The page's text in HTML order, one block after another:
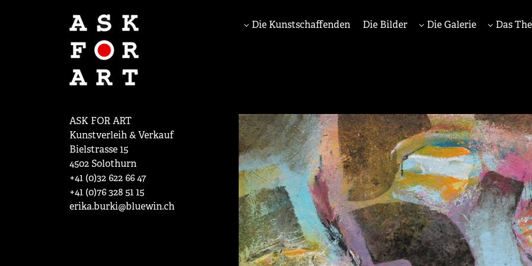
Die Kunstschaffenden Die Bilder Die Galerie Das
ASK FOR ART
Kunstverleih & Verkauf
Bielstrasse 15
4502 Solothurn
+41 (0)32 622 66 47
+41 (0)76 328 51 15
erika.burki@bluewin.ch